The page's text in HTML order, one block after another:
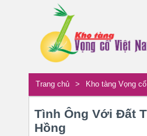
Trang chủ > Kho tàng Vọng cổ
Tình Ông Với Đất
Hồng